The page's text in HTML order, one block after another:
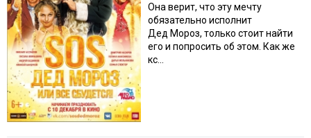
Она верит, что эту мечту
обязательно исполнит
Дед Мороз, только стоит найти
его и попросить об этом. Как же
кс...